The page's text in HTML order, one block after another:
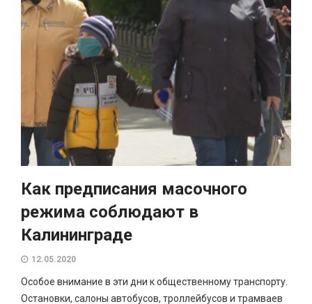
Как предписания масочного
режима соблюдают в
Калининграде
12.05.2020
Особое внимание в эти дни к общественному транспорту.
Остановки, салоны автобусов, троллейбусов и трамваев